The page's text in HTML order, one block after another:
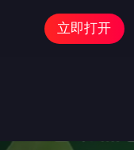
立即打开